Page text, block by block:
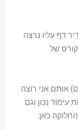
דף עליו נרצה
של
אותם אני רוצה
נכון וגם
כאן: